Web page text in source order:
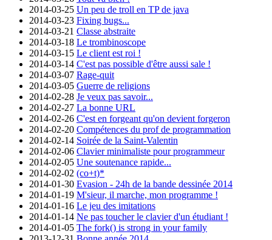
2014-03-25 Un peu de troll en TP de java
2014-03-23 Fixing bugs...
2014-03-21 Classe abstraite
2014-03-18 Le trombinoscope
2014-03-15 Le client est roi !
2014-03-14 C'est pas possible d'être aussi sale !
2014-03-07 Rage-quit
2014-03-05 Guerre de religions
2014-02-28 Je veux pas savoir...
2014-02-27 La bonne URL
2014-02-26 C'est en forgeant qu'on devient forgeron
2014-02-20 Compétences du prof de programmation
2014-02-14 Soirée de la Saint-Valentin
2014-02-06 Clavier minimaliste pour programmeur
2014-02-05 Une soutenance rapide...
2014-02-02 (co+t)*
2014-01-30 Evasion - 24h de la bande dessinée 2014
2014-01-19 M'sieur, il marche, mon programme !
2014-01-16 Le jeu des imitations
2014-01-14 Ne pas toucher le clavier d'un étudiant !
2014-01-05 The fork() is strong in your family